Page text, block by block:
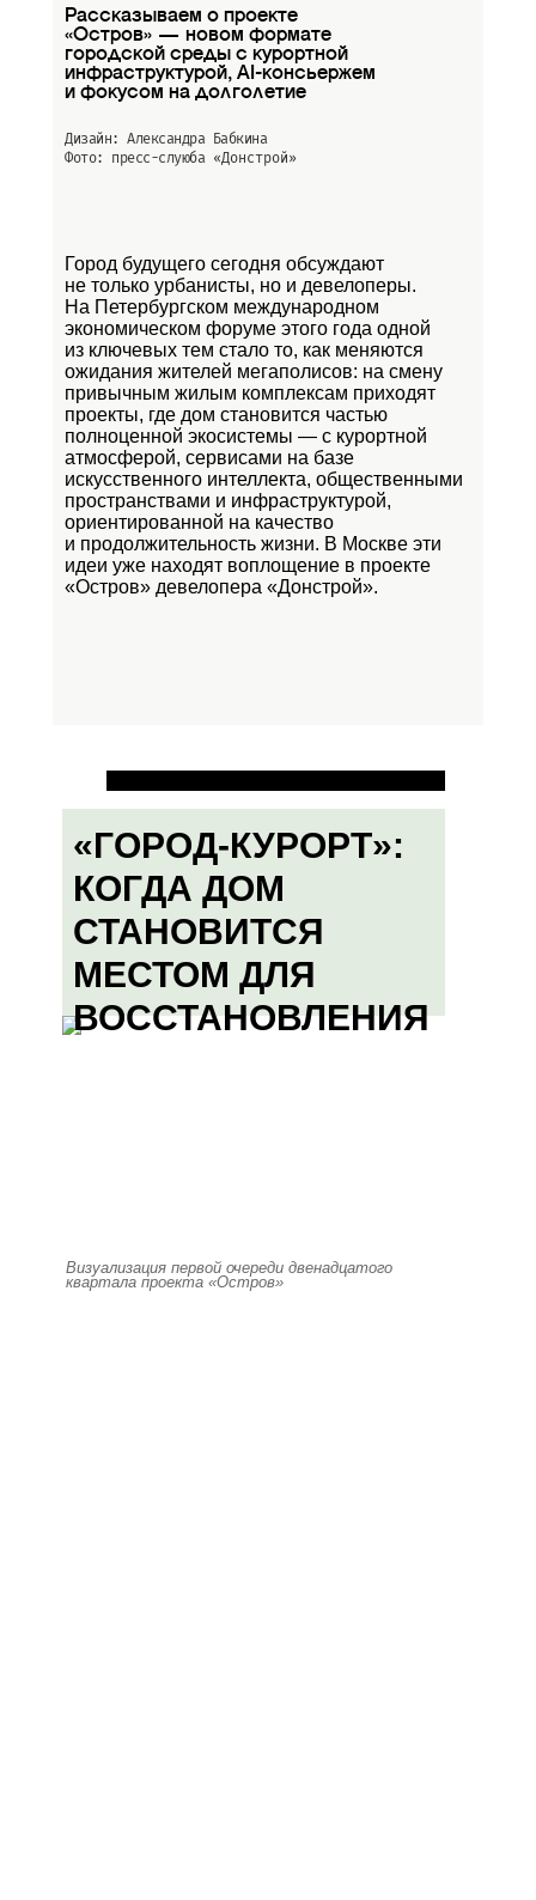
Рассказываем о проекте
«Остров» — новом формате
городской среды с курортной
инфраструктурой, AI-консьержем
и фокусом на долголетие
Дизайн: Александра Бабкина
Фото: пресс-слуюба «Донстрой»
Город будущего сегодня обсуждают
не только урбанисты, но и девелоперы.
На Петербургском международном
экономическом форуме этого года одной
из ключевых тем стало то, как меняются
ожидания жителей мегаполисов: на смену
привычным жилым комплексам приходят
проекты, где дом становится частью
полноценной экосистемы — с курортной
атмосферой, сервисами на базе
искусственного интеллекта, общественными
пространствами и инфраструктурой,
ориентированной на качество
и продолжительность жизни. В Москве эти
идеи уже находят воплощение в проекте
«Остров» девелопера «Донстрой».
«ГОРОД-КУРОРТ»:
КОГДА ДОМ
СТАНОВИТСЯ
МЕСТОМ ДЛЯ
ВОССТАНОВЛЕНИЯ
Визуализация первой очереди двенадцатого
квартала проекта «Остров»